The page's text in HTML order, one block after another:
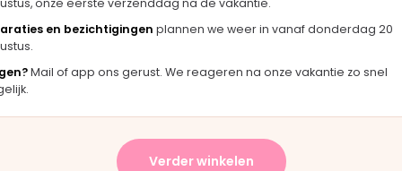
De
klaar
"Snelle levering en duidelijke uitleg over het
inklappen. Kind zit er heerlijk in."
Stefan · Buggy
★★★★★
onze eerste verzenddag na de vakantie.
en bezichtigingen plannen we weer in vanaf donderdag 20
Mail of app ons gerust. We reageren na onze vakantie zo snel
Verder winkelen